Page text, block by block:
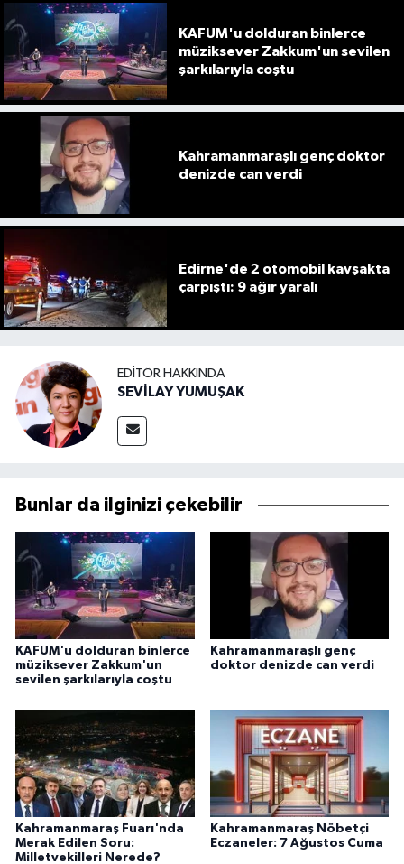
KAFUM'u dolduran binlerce
müziksever Zakkum'un sevilen
şarkılarıyla coştu
Kahramanmaraşlı genç doktor
denizde can verdi
Edirne'de 2 otomobil kavşakta
çarpıştı: 9 ağır yaralı
EDITÖR HAKKINDA
SEVİLAY YUMUŞAK
Bunlar da ilginizi çekebilir
KAFUM'u dolduran binlerce
müziksever Zakkum'un
sevilen şarkılarıyla coştu
Kahramanmaraşlı genç
doktor denizde can verdi
Kahramanmaraş Fuarı'nda
Merak Edilen Soru:
Milletvekilleri Nerede?
Kahramanmaraş Nöbetçi
Eczaneler: 7 Ağustos Cuma